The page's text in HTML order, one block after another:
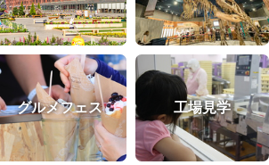
グルメフェス 工場見学